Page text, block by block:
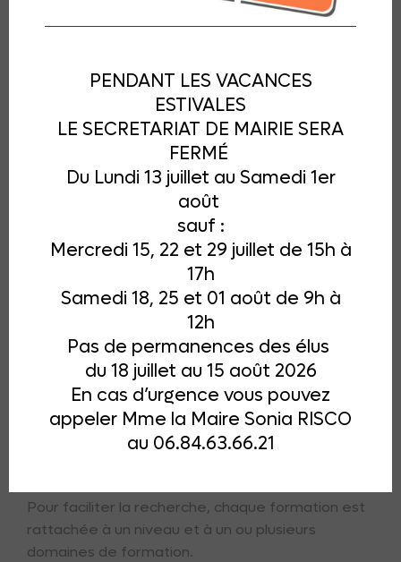
Annuaire des formations de
l’enseignement supérieur, professionnel
et technologique (du CAP au Doctorat)
dispensées sur le Pays de
Fontainebleau.
Cet annuaire est décliné en deux versions afin de
répondre aux besoins d’une part des employeurs
et d’autre part des (futurs) étudiants et leur
Pour faciliter la recherche, chaque formation est
rattachée à un niveau et à un ou plusieurs
domaines de formation.
PENDANT LES VACANCES
ESTIVALES
LE SECRETARIAT DE MAIRIE SERA
FERMÉ
Du Lundi 13 juillet au Samedi 1er
août
sauf :
Mercredi 15, 22 et 29 juillet de 15h à
17h
Samedi 18, 25 et 01 août de 9h à
12h
Pas de permanences des élus
du 18 juillet au 15 août 2026
En cas d’urgence vous pouvez
appeler Mme la Maire Sonia RISCO
au 06.84.63.66.21